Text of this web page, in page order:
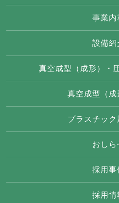
事業内
設備紹
真空成型（成形）・
真空成型（成
プラスチック
おしら
採用事
採用情